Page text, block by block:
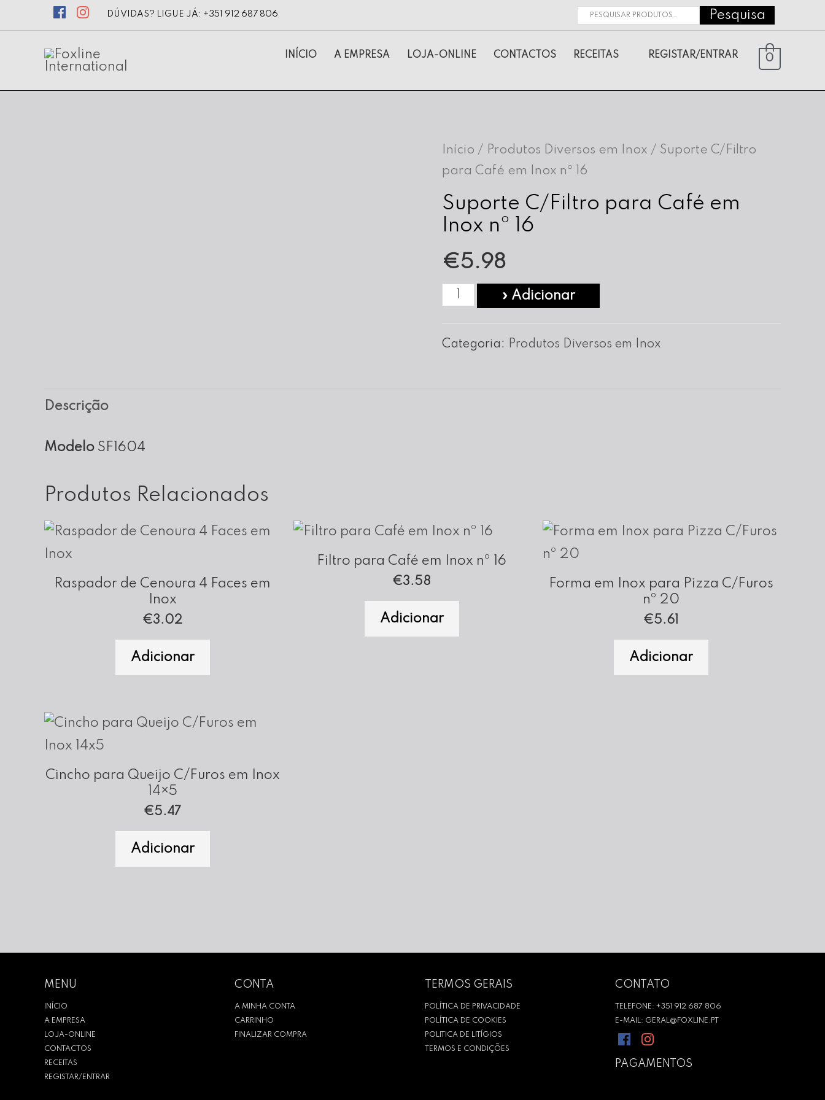
DÚVIDAS? LIGUE JÁ: +351 912 687 806
Pesquisar
Pesquisa
INÍCIO A EMPRESA LOJA-ONLINE CONTACTOS RECEITAS REGISTAR/ENTRAR 0
Início / Produtos Diversos em Inox / Suporte C/Filtro
para Café em Inox nº 16
Suporte C/Filtro para Café em
Inox nº 16
€5.98
Quantidade
Suporte
» Adicionar
Categoria: Produtos Diversos em Inox
Descrição
Modelo SF1604
Produtos Relacionados
Raspador de Cenoura 4 Faces em
Inox
€3.02
Adicionar
Filtro para Café em Inox nº 16
€3.58
Adicionar
Forma em Inox para Pizza C/Furos
nº 20
€5.61
Adicionar
Cincho para Queijo C/Furos em Inox
14×5
€5.47
Adicionar
MENU
INÍCIO
A EMPRESA
LOJA-ONLINE
CONTACTOS
RECEITAS
REGISTAR/ENTRAR
CONTA
A MINHA CONTA
CARRINHO
FINALIZAR COMPRA
TERMOS GERAIS
POLÍTICA DE PRIVACIDADE
POLÍTICA DE COOKIES
POLITICA DE LITÍGIOS
TERMOS E CONDIÇÕES
CONTATO
TELEFONE: +351 912 687 806
E-MAIL: GERAL@FOXLINE.PT
PAGAMENTOS